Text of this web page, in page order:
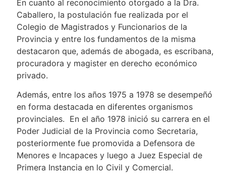
En cuanto al reconocimiento otorgado a la Dra.
Caballero, la postulación fue realizada por el
Colegio de Magistrados y Funcionarios de la
Provincia y entre los fundamentos de la misma
destacaron que, además de abogada, es escribana,
procuradora y magister en derecho económico
privado.
Además, entre los años 1975 a 1978 se desempeñó
en forma destacada en diferentes organismos
provinciales. En el año 1978 inició su carrera en el
Poder Judicial de la Provincia como Secretaria,
posteriormente fue promovida a Defensora de
Menores e Incapaces y luego a Juez Especial de
Primera Instancia en lo Civil y Comercial.